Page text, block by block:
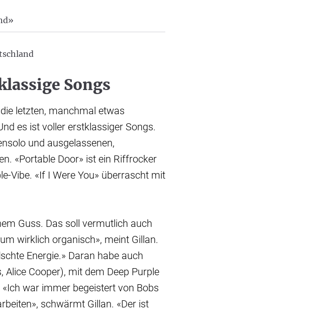
Songs
letzten, manchmal etwas
es ist voller erstklassiger Songs.
und ausgelassenen,
«Portable Door» ist ein Riffrocker
Vibe. «If I Were You» überrascht mit
Guss. Das soll vermutlich auch
wirklich organisch», meint Gillan.
Energie.» Daran habe auch
Alice Cooper), mit dem Deep Purple
war immer begeistert von Bobs
schwärmt Gillan. «Der ist